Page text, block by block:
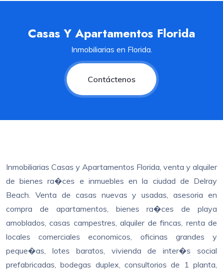
Casas Y Apartamentos Florida
Inmobiliarias en Florida.
Contáctenos
Inmobiliarias Casas y Apartamentos Florida, venta y alquiler
de bienes ra�ces e inmuebles en la ciudad de Delray
Beach. Venta de casas nuevas y usadas, asesoria en
compra de apartamentos, bienes ra�ces de playa
amoblados, casas campestres, alquiler de fincas, renta de
locales comerciales economicos, oficinas grandes y
peque�as, lotes baratos, vivienda de inter�s social
prefabricadas, bodegas duplex, consultorios de 1 planta,